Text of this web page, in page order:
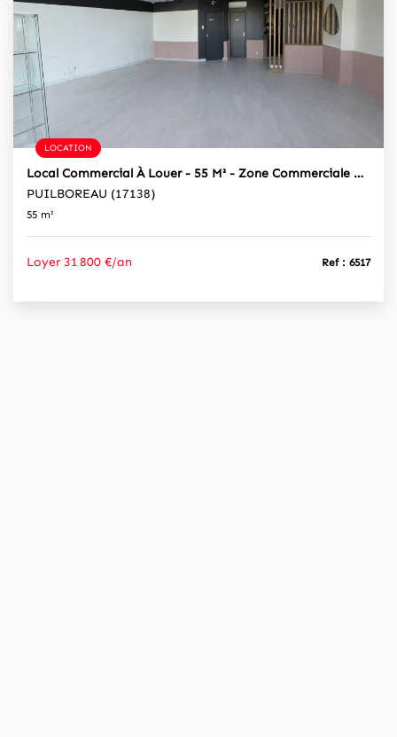
LOCATION
Local Commercial À Louer - 55 M² - Zone Commerciale Dynamique - Puilboreau
PUILBOREAU (17138)
55 m²
Loyer 31 800 €/an Ref : 6517